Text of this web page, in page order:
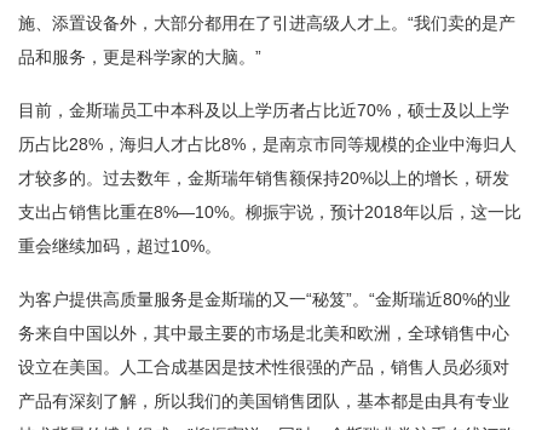
施、添置设备外，大部分都用在了引进高级人才上。“我们卖的是产
品和服务，更是科学家的大脑。”
目前，金斯瑞员工中本科及以上学历者占比近70%，硕士及以上学
历占比28%，海归人才占比8%，是南京市同等规模的企业中海归人
才较多的。过去数年，金斯瑞年销售额保持20%以上的增长，研发
支出占销售比重在8%—10%。柳振宇说，预计2018年以后，这一比
重会继续加码，超过10%。
为客户提供高质量服务是金斯瑞的又一“秘笈”。“金斯瑞近80%的业
务来自中国以外，其中最主要的市场是北美和欧洲，全球销售中心
设立在美国。人工合成基因是技术性很强的产品，销售人员必须对
产品有深刻了解，所以我们的美国销售团队，基本都是由具有专业